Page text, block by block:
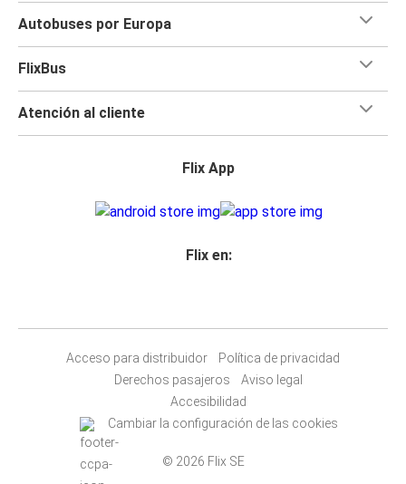
Autobuses por Europa
FlixBus
Atención al cliente
Flix App
Flix en:
Acceso para distribuidor
Política de privacidad
Derechos pasajeros
Aviso legal
Accesibilidad
Cambiar la configuración de las cookies
© 2026 Flix SE